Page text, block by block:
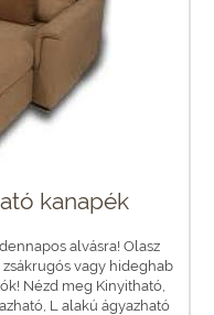
kanapék
alvásra! Olasz
vagy hideghab
Nézd meg Kinyitható,
L alakú ágyazható